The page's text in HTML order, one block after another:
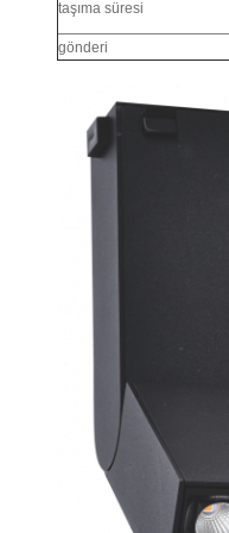
taşıma süresi
gönderi